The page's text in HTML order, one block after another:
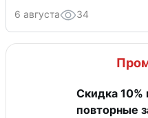
6 августа 34
Скидка 10%
повторные